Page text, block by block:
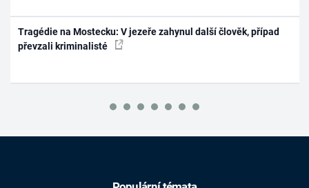
Tragédie na Mostecku: V jezeře zahynul další člověk, případ
převzali kriminalisté